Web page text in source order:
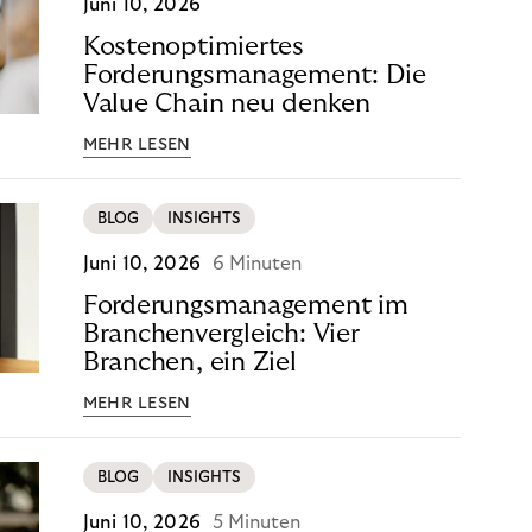
Juni 10, 2026
Kostenoptimiertes
Forderungsmanagement: Die
Value Chain neu denken
MEHR LESEN
BLOG INSIGHTS
Juni 10, 2026 6 Minuten
Forderungsmanagement im
Branchenvergleich: Vier
Branchen, ein Ziel
MEHR LESEN
BLOG INSIGHTS
Juni 10, 2026 5 Minuten